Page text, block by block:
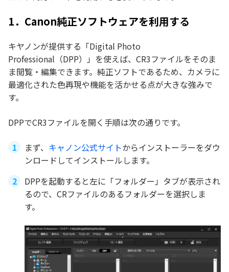
1．Canon純正ソフトウェアを利用する
キヤノンが提供する「Digital Photo
Professional（DPP）」を使えば、CR3ファイルをそのま
ま閲覧・編集できます。純正ソフトであるため、カメラに
最適化された色再現や機能を活かせる点が大きな強みで
す。
DPPでCR3ファイルを開く手順は次の通りです。
まず、 キャノン公式サイトからインストーラーをダウ
ンロードしてインストールします。
DPPを起動すると左に「フォルダー」タブが表示され
るので、CRファイルのあるフォルダーを選択しま
す。